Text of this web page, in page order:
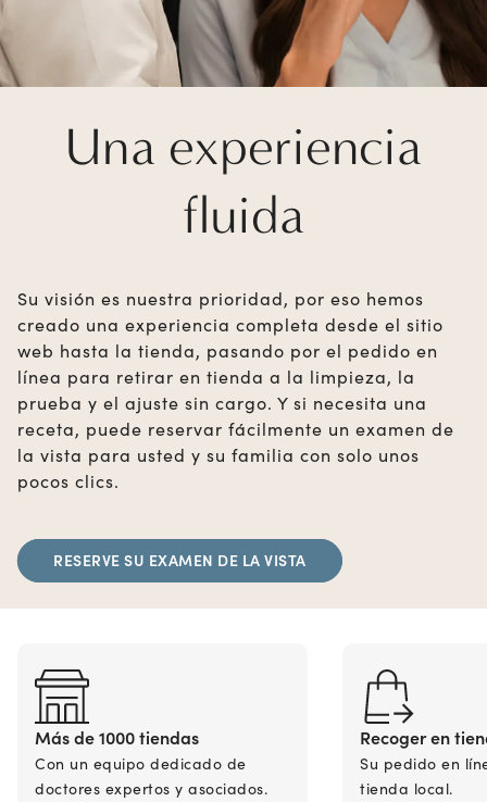
Una experiencia
fluida
Su visión es nuestra prioridad, por eso hemos
creado una experiencia completa desde el sitio
web hasta la tienda, pasando por el pedido en
línea para retirar en tienda a la limpieza, la
prueba y el ajuste sin cargo. Y si necesita una
receta, puede reservar fácilmente un examen de
la vista para usted y su familia con solo unos
pocos clics.
RESERVE SU EXAMEN DE LA VISTA
Más de 1000 tiendas
Con un equipo dedicado de
doctores expertos y asociados.
Recoger en
Su pedido en
tienda local.